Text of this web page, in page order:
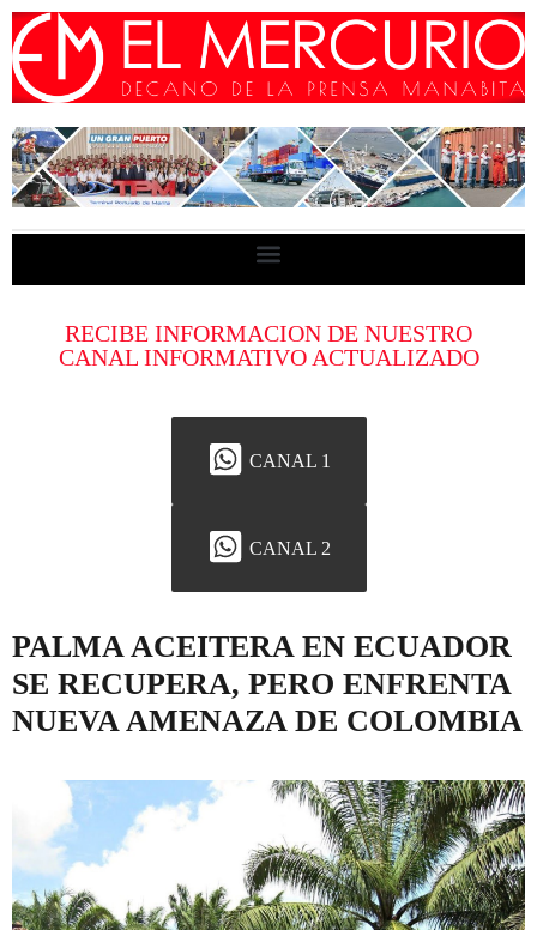
RECIBE INFORMACION DE NUESTRO
CANAL INFORMATIVO ACTUALIZADO
CANAL 1
CANAL 2
PALMA ACEITERA EN ECUADOR
SE RECUPERA, PERO ENFRENTA
NUEVA AMENAZA DE COLOMBIA